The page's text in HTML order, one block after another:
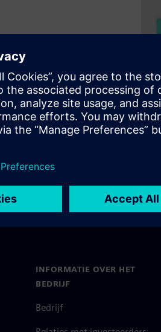
and
INFORMATIE OVER HET
BEDRIJF
Bedrijf